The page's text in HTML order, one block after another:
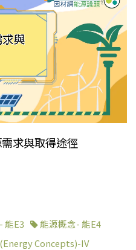
求與取得途徑
能E3
能源概念- 能E4
Concepts)-IV